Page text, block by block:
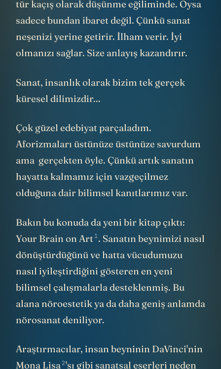
tür kaçış olarak düşünme eğiliminde. Oysa
sadece bundan ibaret değil. Çünkü sanat
neşenizi yerine getirir. İlham verir. İyi
olmanızı sağlar. Size anlayış kazandırır.
Sanat, insanlık olarak bizim tek gerçek
küresel dilimizdir...
Çok güzel edebiyat parçaladım.
Aforizmaları üstünüze üstünüze savurdum
ama gerçekten öyle. Çünkü artık sanatın
hayatta kalmamız için vazgeçilmez
olduğuna dair bilimsel kanıtlarımız var.
Bakın bu konuda da yeni bir kitap çıktı:
Your Brain on Art1. Sanatın beynimizi nasıl
dönüştürdüğünü ve hatta vücudumuzu
nasıl iyileştirdiğini gösteren en yeni
bilimsel çalışmalarla desteklenmiş. Bu
alana nöroestetik ya da daha geniş anlamda
nörosanat deniliyor.
Araştırmacılar, insan beyninin DaVinci'nin
Mona Lisa2'sı gibi sanatsal eserleri neden